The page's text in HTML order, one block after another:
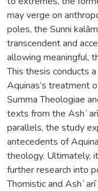
may verge on
poles, the Sunni
transcendent and
allowing meaningful,
This thesis conducts
Aquinas’s treatment
Summa Theologiae
texts from the
parallels, the study
antecedents of
theology. Ultimately,
further research into
Thomistic and